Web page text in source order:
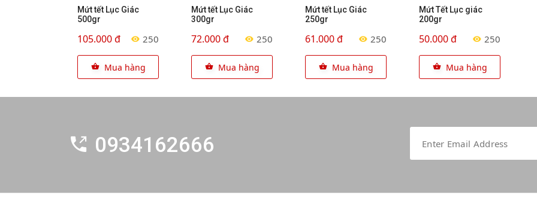
Mứt tết Lục Giác
500gr
105.000 đ 250
Mua hàng
Mứt tết Lục Giác
300gr
72.000 đ 250
Mua hàng
Mứt tết Lục Giác
250gr
61.000 đ 250
Mua hàng
Mứt Tết Lục giác
200gr
50.000 đ 250
Mua hàng
0934162666